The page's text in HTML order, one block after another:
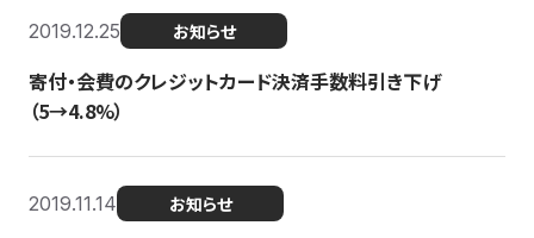
2019.12.25 お知らせ
寄付・会費のクレジットカード決済手数料引き下げ
（5→4.8%）
2019.11.14 お知らせ